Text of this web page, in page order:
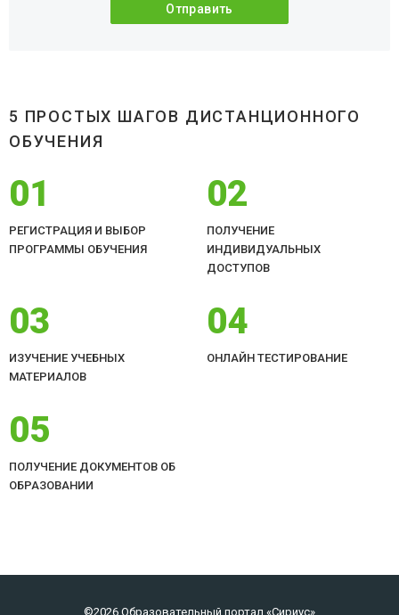
5 ПРОСТЫХ ШАГОВ ДИСТАНЦИОННОГО
ОБУЧЕНИЯ
01
РЕГИСТРАЦИЯ И ВЫБОР
ПРОГРАММЫ ОБУЧЕНИЯ
02
ПОЛУЧЕНИЕ
ИНДИВИДУАЛЬНЫХ
ДОСТУПОВ
03
ИЗУЧЕНИЕ УЧЕБНЫХ
МАТЕРИАЛОВ
04
ОНЛАЙН ТЕСТИРОВАНИЕ
05
ПОЛУЧЕНИЕ ДОКУМЕНТОВ ОБ
ОБРАЗОВАНИИ
©2026 Образовательный портал «Сириус»